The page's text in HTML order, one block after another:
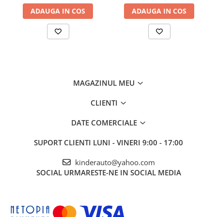
Centura de siguranta
Recomandat pentru copii
3-9 ani
POST-Garantie
ADAUGA IN COS ADAUGA IN COS
MAGAZINUL MEU
CLIENTI
DATE COMERCIALE
SUPORT CLIENTI LUNI - VINERI 9:00 - 17:00
kinderauto@yahoo.com
SOCIAL URMARESTE-NE IN SOCIAL MEDIA